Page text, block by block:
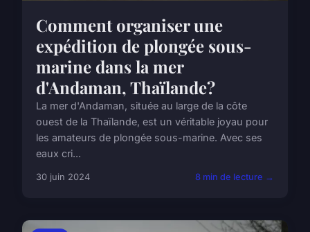
Comment organiser une
expédition de plongée sous-
marine dans la mer
d'Andaman, Thaïlande?
La mer d'Andaman, située au large de la côte
ouest de la Thaïlande, est un véritable joyau pour
les amateurs de plongée sous-marine. Avec ses
eaux cri...
30 juin 2024 8 min de lecture →